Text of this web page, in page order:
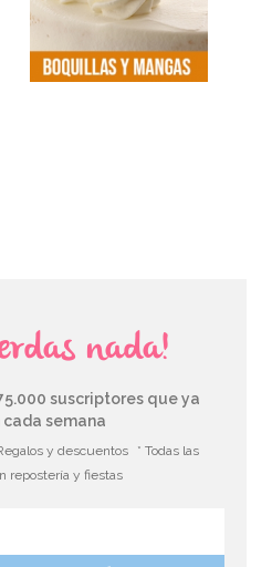
nada!
suscriptores que ya
semana
y descuentos
* Todas las
repostería y fiestas